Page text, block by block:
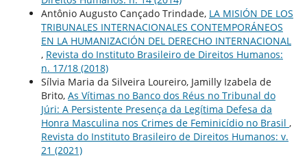
Antônio Augusto Cançado Trindade, LA MISIÓN DE LOS
TRIBUNALES INTERNACIONALES CONTEMPORÁNEOS
EN LA HUMANIZACIÓN DEL DERECHO INTERNACIONAL
, Revista do Instituto Brasileiro de Direitos Humanos:
n. 17/18 (2018)
Sílvia Maria da Silveira Loureiro, Jamilly Izabela de
Brito, As Vítimas no Banco dos Réus no Tribunal do
Júri: A Persistente Presença da Legítima Defesa da
Honra Masculina nos Crimes de Feminicídio no Brasil ,
Revista do Instituto Brasileiro de Direitos Humanos: v.
21 (2021)